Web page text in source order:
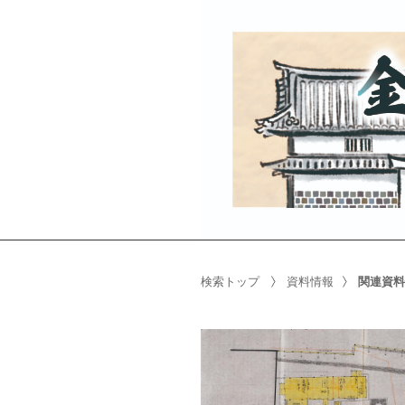
検索トップ 資料情報 関連資